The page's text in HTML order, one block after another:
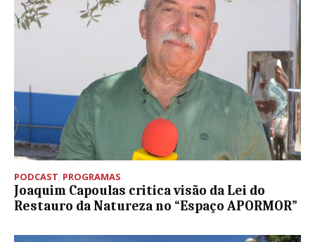
PODCAST, PROGRAMAS
Joaquim Capoulas critica visão da Lei do
Restauro da Natureza no “Espaço APORMOR”